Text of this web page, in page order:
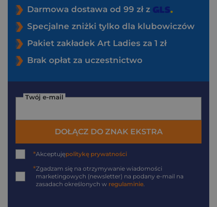
Darmowa dostawa od 99 zł z
Specjalne zniżki tylko dla klubowiczów
Pakiet zakładek Art Ladies za 1 zł
Brak opłat za uczestnictwo
Twój e-mail
DOŁĄCZ DO ZNAK EKSTRA
*Akceptujępolitykę prywatności
*Zgadzam się na otrzymywanie wiadomości
marketingowych (newsletter) na podany e-mail na
zasadach określonych w regulaminie.